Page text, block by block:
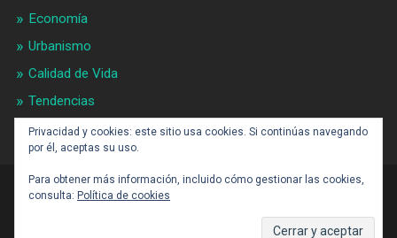
Economía
Urbanismo
Calidad de Vida
Tendencias
Gran BCN
CONTACTO: BARCELONAALDIA21 (ARROBA)
Privacidad y cookies: este sitio usa cookies. Si continúas navegando
por él, aceptas su uso.
Para obtener más información, incluido cómo gestionar las cookies,
consulta: Política de cookies